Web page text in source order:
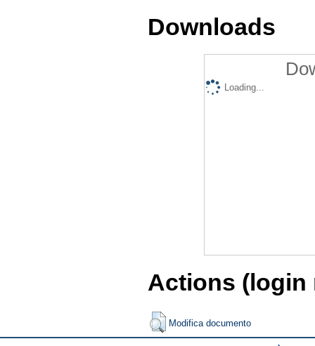
Downloads
Loading...
Actions (login
Modifica documento